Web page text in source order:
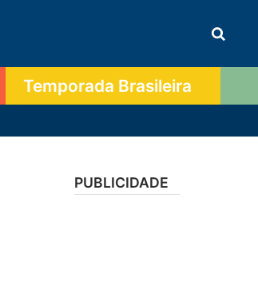
Temporada Brasileira
PUBLICIDADE